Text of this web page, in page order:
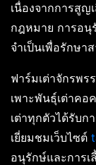
เนื่องจากการสูญ
กฎหมาย การอนุ
จำเป็นเพื่อรักษา
ฟาร์มเต่าจักรพ
เพาะพันธุ์เต่าคอ
เต่าทุกตัวได้รับ
เยี่ยมชมเว็บไซต์
อนุรักษ์และการเ